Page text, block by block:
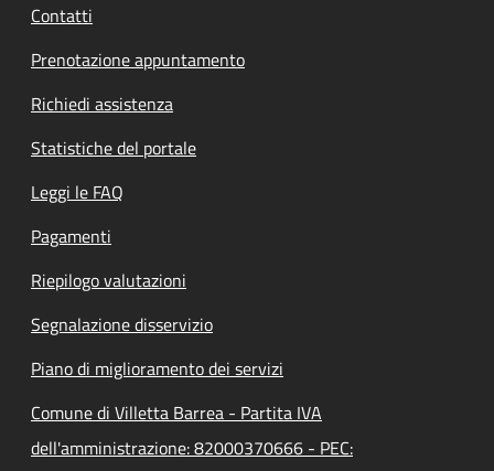
Contatti
Prenotazione appuntamento
Richiedi assistenza
Statistiche del portale
Leggi le FAQ
Pagamenti
Riepilogo valutazioni
Segnalazione disservizio
Piano di miglioramento dei servizi
Comune di Villetta Barrea - Partita IVA
dell'amministrazione: 82000370666 - PEC: